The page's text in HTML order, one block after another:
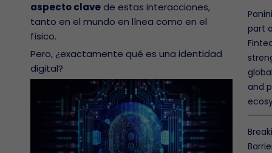
aspecto clavede estas interacciones,
tanto en el mundo en línea como en el
físico.
Pero, ¿exactamente qué es una identidad
digital?
part
and